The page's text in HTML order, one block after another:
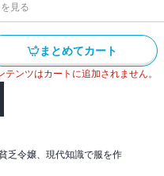
見る
まとめてカート
ンツはカートに追加されません。
乏令嬢、現代知識で服を作